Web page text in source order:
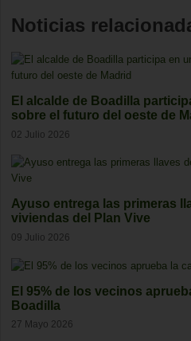
Noticias
El alcalde de Boadilla
sobre el futuro del oeste de
02 Julio 2026
Ayuso entrega las primeras
viviendas del Plan Vive
09 Julio 2026
El 95% de los vecinos
Boadilla
27 Mayo 2026